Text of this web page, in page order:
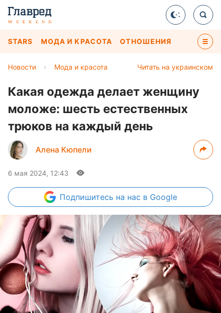
STARS МОДА И КРАСОТА ОТНОШЕНИЯ
Читать на украинском
Новости › Мода и красота
Какая одежда делает женщину
моложе: шесть естественных
трюков на каждый день
Алена Кюпели
6 мая 2024, 12:43
Подпишитесь на нас в Google